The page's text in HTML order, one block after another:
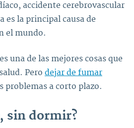
accidente cerebrovascular
es la principal causa de
el mundo.
una de las mejores cosas que
Pero dejar de fumar
problemas a corto plazo.
sin dormir?